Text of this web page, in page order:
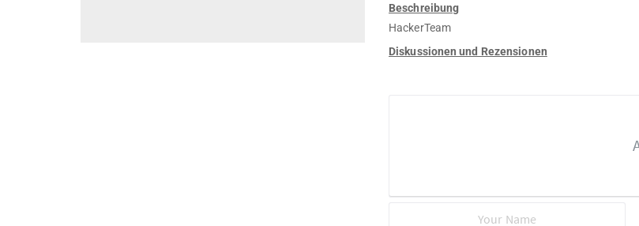
Beschreibung
HackerTeam
Diskussionen und Rezensionen